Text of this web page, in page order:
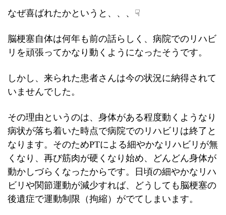
なぜ喜ばれたかというと、、、☟
脳梗塞自体は何年も前の話らしく、病院でのリハビ
リを頑張ってかなり動くようになったそうです。
しかし、来られた患者さんは今の状況に納得されて
いませんでした。
その理由というのは、身体がある程度動くようなり
病状が落ち着いた時点で病院でのリハビリは終了と
なります。そのためPTによる細やかなリハビリが無
くなり、再び筋肉が硬くなり始め、どんどん身体が
動かしづらくなったからです。日頃の細やかなリハ
ビリや関節運動が減少すれば、どうしても脳梗塞の
後遺症で運動制限（拘縮）がでてしまいます。